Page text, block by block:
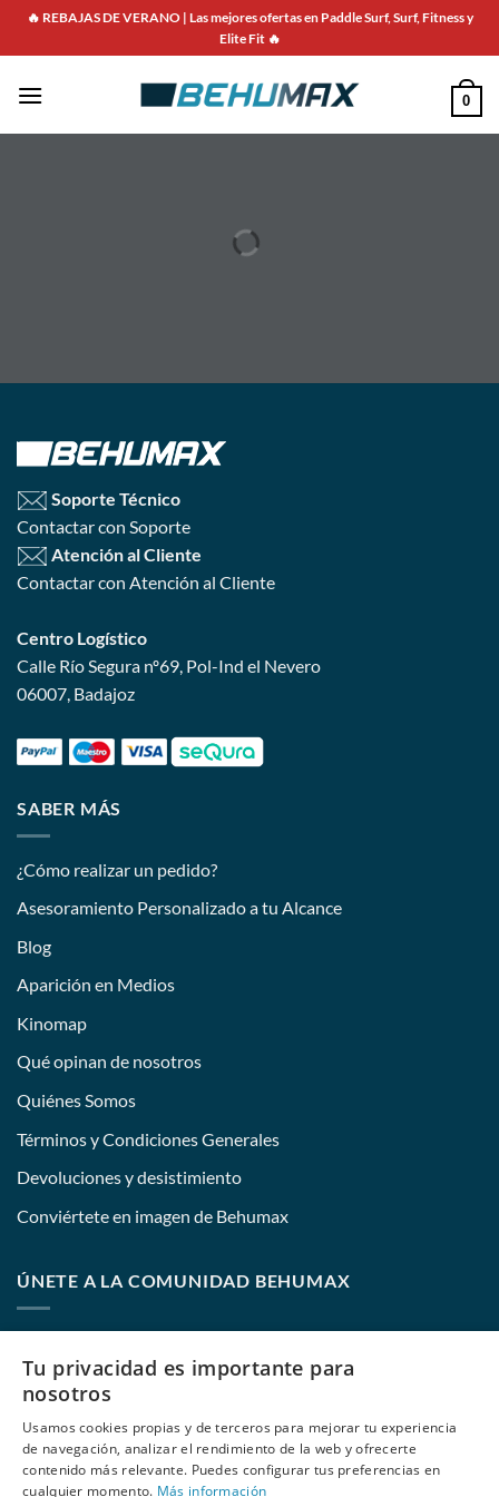
Saltar🔥 REBAJAS DE VERANO | Las mejores ofertas en Paddle Surf, Surf, Fitness y
Elite Fit 🔥
0
Soporte Técnico
Contactar con Soporte
Atención al Cliente
Contactar con Atención al Cliente
Centro Logístico
Calle Río Segura nº69, Pol-Ind el Nevero
06007, Badajoz
SABER MÁS
¿Cómo realizar un pedido?
Asesoramiento Personalizado a tu Alcance
Blog
Aparición en Medios
Kinomap
Qué opinan de nosotros
Quiénes Somos
Términos y Condiciones Generales
Devoluciones y desistimiento
Conviértete en imagen de Behumax
ÚNETE A LA COMUNIDAD BEHUMAX
E-mail:
Tu privacidad es importante para
nosotros
Usamos cookies propias y de terceros para mejorar tu experiencia
de navegación, analizar el rendimiento de la web y ofrecerte
contenido más relevante. Puedes configurar tus preferencias en
cualquier momento. Más información